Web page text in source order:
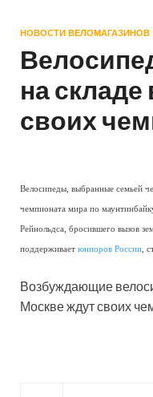
НОВОСТИ ВЕЛОМАГАЗИНОВ
на
своих
Велосипеды, выбранные семьей
чемпионата мира по
Рейнольдса, бросившего вызов
поддерживает юниоров России ,
Возбуждающие
Москве ждут своих